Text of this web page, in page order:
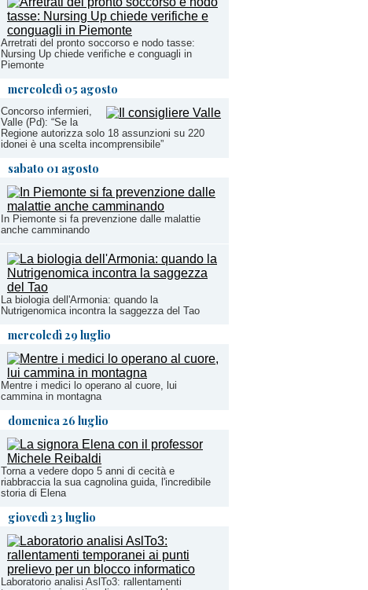
Arretrati del pronto soccorso e nodo tasse:
Nursing Up chiede verifiche e conguagli in
Piemonte
mercoledì 05 agosto
Concorso infermieri,
Valle (Pd): “Se la
Regione autorizza solo 18 assunzioni su 220
idonei è una scelta incomprensibile”
sabato 01 agosto
In Piemonte si fa prevenzione dalle malattie
anche camminando
La biologia dell'Armonia: quando la
Nutrigenomica incontra la saggezza del Tao
mercoledì 29 luglio
Mentre i medici lo operano al cuore, lui
cammina in montagna
domenica 26 luglio
Torna a vedere dopo 5 anni di cecità e
riabbraccia la sua cagnolina guida, l'incredibile
storia di Elena
giovedì 23 luglio
Laboratorio analisi AslTo3: rallentamenti